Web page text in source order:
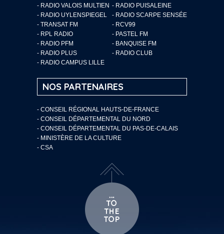
- RADIO VALOIS MULTIEN - RADIO PUISALEINE
- RADIO UYLENSPIEGEL
- RADIO SCARPE SENSÉE
- TRANSAT FM
- RCV99
- RPL RADIO
- PASTEL FM
- RADIO PFM
- BANQUISE FM
- RADIO PLUS
- RADIO CLUB
- RADIO CAMPUS LILLE
NOS PARTENAIRES
- CONSEIL RÉGIONAL HAUTS-DE-FRANCE
- CONSEIL DÉPARTEMENTAL DU NORD
- CONSEIL DÉPARTEMENTAL DU PAS-DE-CALAIS
- MINISTÈRE DE LA CULTURE
- CSA